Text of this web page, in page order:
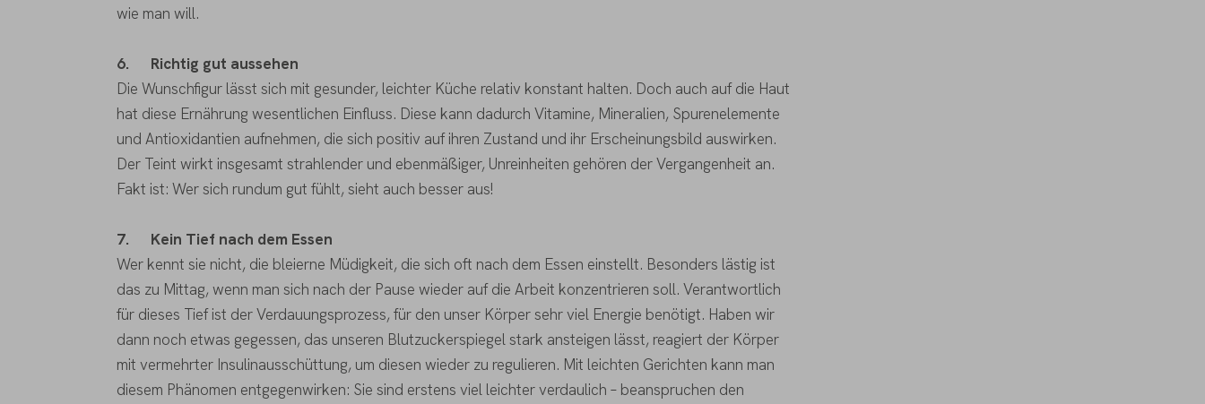
wie man will.
6.
Richtig gut aussehen
Die Wunschfigur lässt sich mit gesunder, leichter Küche relativ konstant halten. Doch auch auf die Haut
hat diese Ernährung wesentlichen Einfluss. Diese kann dadurch Vitamine, Mineralien, Spurenelemente
und Antioxidantien aufnehmen, die sich positiv auf ihren Zustand und ihr Erscheinungsbild auswirken.
Der Teint wirkt insgesamt strahlender und ebenmäßiger, Unreinheiten gehören der Vergangenheit an.
Fakt ist: Wer sich rundum gut fühlt, sieht auch besser aus!
7.
Kein Tief nach dem Essen
Wer kennt sie nicht, die bleierne Müdigkeit, die sich oft nach dem Essen einstellt. Besonders lästig ist
das zu Mittag, wenn man sich nach der Pause wieder auf die Arbeit konzentrieren soll. Verantwortlich
für dieses Tief ist der Verdauungsprozess, für den unser Körper sehr viel Energie benötigt. Haben wir
dann noch etwas gegessen, das unseren Blutzuckerspiegel stark ansteigen lässt, reagiert der Körper
mit vermehrter Insulinausschüttung, um diesen wieder zu regulieren. Mit leichten Gerichten kann man
diesem Phänomen entgegenwirken: Sie sind erstens viel leichter verdaulich – beanspruchen den